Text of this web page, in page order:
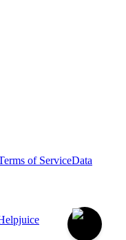
of ServiceData